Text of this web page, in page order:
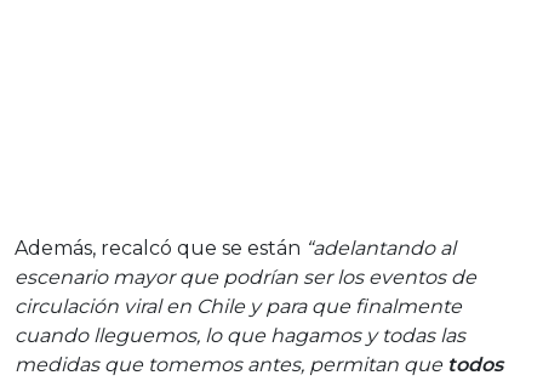
Además, recalcó que se están “adelantando al
escenario mayor que podrían ser los eventos de
circulación viral en Chile y para que finalmente
cuando lleguemos, lo que hagamos y todas las
medidas que tomemos antes, permitan que todos